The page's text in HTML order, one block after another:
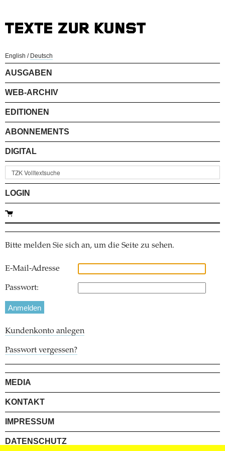
English / Deutsch
AUSGABEN
WEB-ARCHIV
EDITIONEN
ABONNEMENTS
DIGITAL
LOGIN
Bitte melden Sie sich an, um die Seite zu sehen.
E-Mail-Adresse
Passwort:
Kundenkonto anlegen
Passwort vergessen?
MEDIA
KONTAKT
IMPRESSUM
DATENSCHUTZ